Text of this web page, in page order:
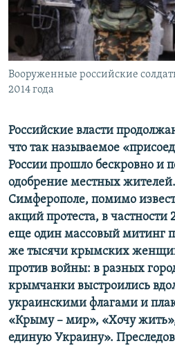
КРЫМ.НЕПОКОРЕННЫЙ
ELIFBE
УКРАИНСКАЯ ПРОБЛЕМА КРЫМА
Все сайты RFE/RL
Вооруженные российские
2014 года
Российские власти
что так называемое
России прошло бескровно и
одобрение местных
Симферополе, помимо
акций протеста, в частности
еще один массовый митинг
же тысячи крымских
против войны: в разных
крымчанки выстроились
украинскими флагами и
«Крыму – мир», «Хочу
единую Украину».